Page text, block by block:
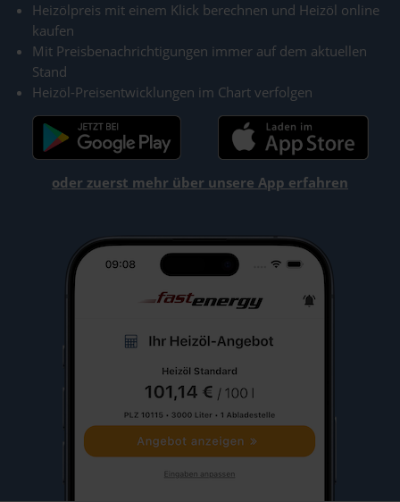
Heizölpreis mit einem Klick berechnen und Heizöl online
kaufen
Mit Preisbenachrichtigungen immer auf dem aktuellen
Stand
Heizöl-Preisentwicklungen im Chart verfolgen
oder zuerst mehr über unsere App erfahren